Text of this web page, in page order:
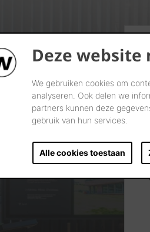
Deze
We gebruiken cookies om
analyseren. Ook delen we
partners kunnen deze
gebruik van hun services.
Alle cookies toestaan